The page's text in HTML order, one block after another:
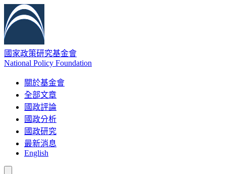
國家政策研究基金會
National Policy Foundation
關於基金會
全部文章
國政評論
國政分析
國政研究
最新消息
English